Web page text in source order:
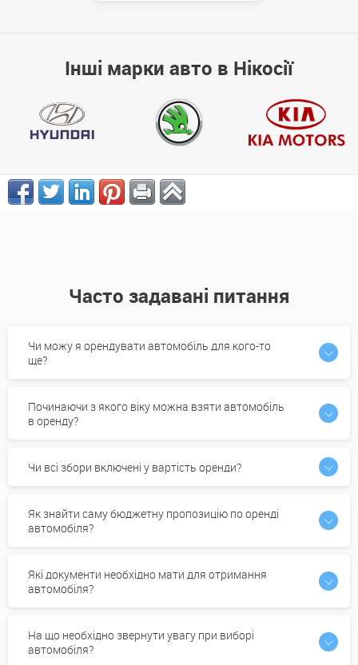
Інші марки авто в Нікосії
Часто задавані питання
Чи можу я орендувати автомобіль для кого-то
ще?
Починаючи з якого віку можна взяти автомобіль
в оренду?
Чи всі збори включені у вартість оренди?
Як знайти саму бюджетну пропозицію по оренді
автомобіля?
Які документи необхідно мати для отримання
автомобіля?
На що необхідно звернути увагу при виборі
автомобіля?